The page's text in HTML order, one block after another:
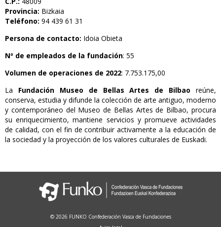
Provincia: Bizkaia
Teléfono: 94 439 61 31
Persona de contacto: Idoia Obieta
Nº de empleados de la fundación: 55
Volumen de operaciones de 2022: 7.753.175,00
La Fundación Museo de Bellas Artes de Bilbao reúne,
conserva, estudia y difunde la colección de arte antiguo, moderno
y contemporáneo del Museo de Bellas Artes de Bilbao, procura
su enriquecimiento, mantiene servicios y promueve actividades
de calidad, con el fin de contribuir activamente a la educación de
la sociedad y la proyección de los valores culturales de Euskadi.
© 2026 FUNKO Confederación Vasca de Fundaciones